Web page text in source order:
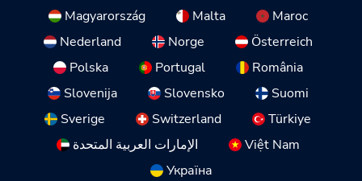
Magyarország
Malta
Maroc
Nederland
Norge
Österreich
Polska
Portugal
România
Slovenija
Slovensko
Suomi
Sverige
Switzerland
Türkiye
الإمارات العربية المتحدة
Việt Nam
Україна